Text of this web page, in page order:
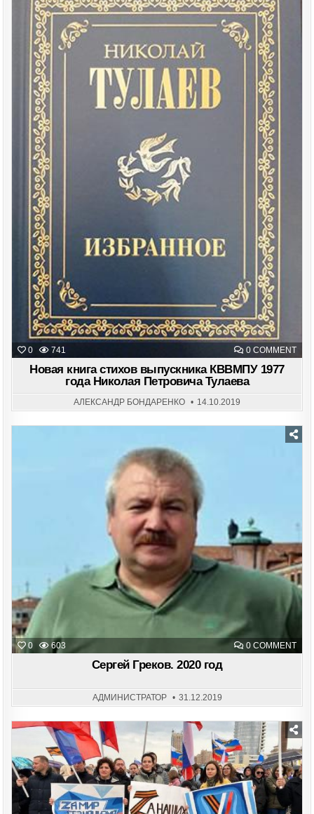
0 741 0 COMMENTON
Posted
in
Новая книга стихов выпускника КВВМПУ 1977
года Николая Петровича Тулаева
АЛЕКСАНДР БОНДАРЕНКО 14.10.2019
0 603 0 COMMENTON
Posted
in
Сергей Греков. 2020 год
АДМИНИСТРАТОР 31.12.2019
Posted
in